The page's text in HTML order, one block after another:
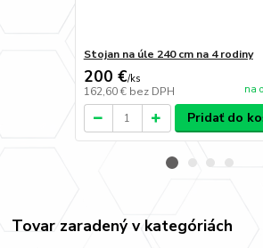
Stojan na úle 240 cm na 4 rodiny
200 €/ks
162,60 € bez DPH na
Pridať do
Tovar zaradený v kategóriách